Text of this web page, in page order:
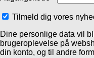
Tilmeld dig vores
Dine personlige data vil
brugeroplevelse på
din konto, og til andre